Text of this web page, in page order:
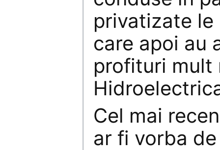
privatizate
care apoi au
profituri mult
Cel mai
ar fi vorba